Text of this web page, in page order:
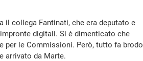
il collega Fantinati, che era deputato e
digitali. Si è dimenticato che
per le Commissioni. Però, tutto fa brodo
arrivato da Marte.